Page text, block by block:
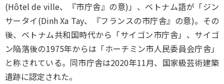
(Hôtel de ville、『市庁舎』の意)」、ベトナム語が「ジン
サータイ(Dinh Xa Tay、『フランスの市庁舎』の意)。その
後、ベトナム共和国時代から「サイゴン市庁舎」、サイゴ
ン陥落後の1975年からは「ホーチミン市人民委員会庁舎」
と称されている。同市庁舎は2020年11月、国家級芸術建築
遺跡に認定された。